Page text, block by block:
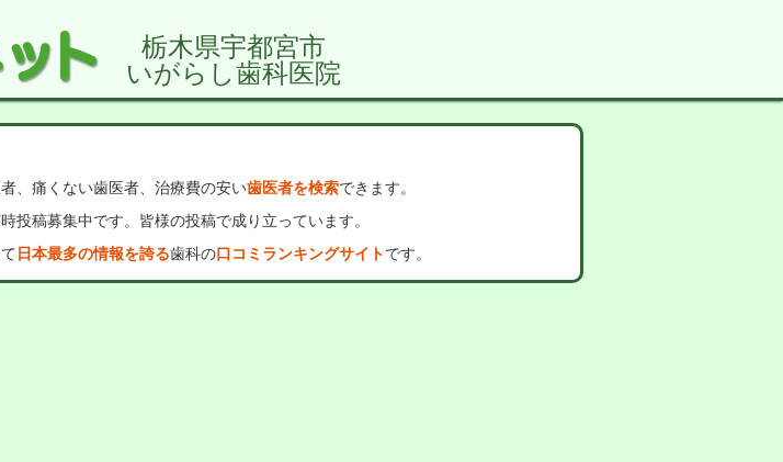
栃木県宇都宮市
いがらし歯科医院
、痛くない歯医者、治療費の安い歯医者を検索できます。
投稿募集中です。皆様の投稿で成り立っています。
日本最多の情報を誇る歯科の口コミランキングサイトです。